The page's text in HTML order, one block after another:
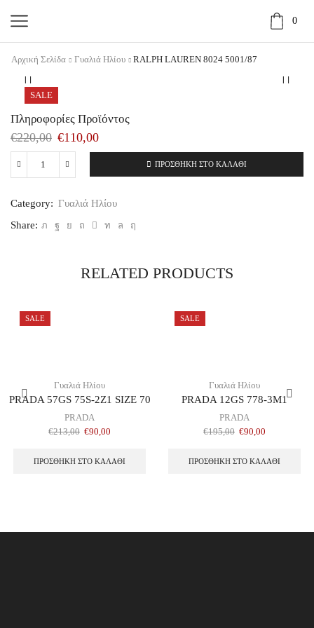
0
Αρχική Σελίδα Γυαλιά Ηλίου RALPH LAUREN 8024 5001/87
SALE
Πληροφορίες Προϊόντος
€220,00 €110,00
RALPH
5001/87
ΠΡΟΣΘΉΚΗ ΣΤΟ ΚΑΛΆΘΙ
Category: Γυαλιά Ηλίου
Share:
RELATED PRODUCTS
SALE
Γυαλιά Ηλίου
PRADA 57GS 75S-2Z1 SIZE 70
PRADA
€213,00 €90,00
ΠΡΟΣΘΉΚΗ ΣΤΟ ΚΑΛΆΘΙ
SALE
Γυαλιά Ηλίου
PRADA 12GS 778-3M1
PRADA
€195,00 €90,00
ΠΡΟΣΘΉΚΗ ΣΤΟ ΚΑΛΆΘΙ